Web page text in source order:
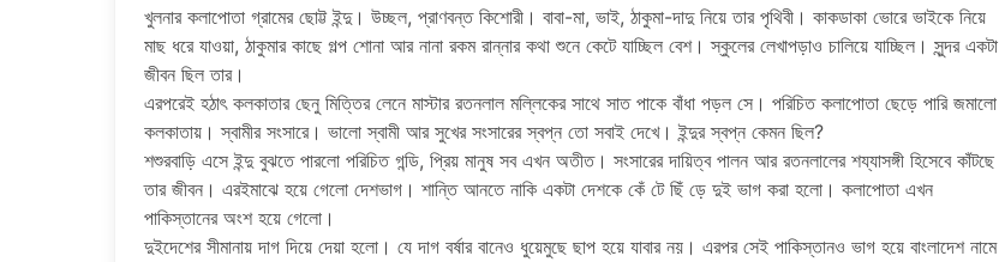
খুলনার কলাপোতা গ্রামের ছোট্ট ইন্দু। উচ্ছল, প্রাণবন্ত কিশোরী। বাবা-মা, ভাই, ঠাকুমা-দাদু নিয়ে তার পৃথিবী। কাকডাকা ভোরে ভাইকে নিয়ে
মাছ ধরে যাওয়া, ঠাকুমার কাছে গল্প শোনা আর নানা রকম রান্নার কথা শুনে কেটে যাচ্ছিল বেশ। স্কুলের লেখাপড়াও চালিয়ে যাচ্ছিল। সুন্দর একটা
জীবন ছিল তার।
এরপরেই হঠাৎ কলকাতার ছেনু মিত্তির লেনে মাস্টার রতনলাল মল্লিকের সাথে সাত পাকে বাঁধা পড়ল সে। পরিচিত কলাপোতা ছেড়ে পারি জমালো
কলকাতায়। স্বামীর সংসারে। ভালো স্বামী আর সুখের সংসারের স্বপ্ন তো সবাই দেখে। ইন্দুর স্বপ্ন কেমন ছিল?
শশুরবাড়ি এসে ইন্দু বুঝতে পারলো পরিচিত গন্ডি, প্রিয় মানুষ সব এখন অতীত। সংসারের দায়িত্ব পালন আর রতনলালের শয্যাসঙ্গী হিসেবে কাঁটছে
তার জীবন। এরইমাঝে হয়ে গেলো দেশভাগ। শান্তি আনতে নাকি একটা দেশকে কেঁ টে ছিঁ ড়ে দুই ভাগ করা হলো। কলাপোতা এখন
পাকিস্তানের অংশ হয়ে গেলো।
দুইদেশের সীমানায় দাগ দিয়ে দেয়া হলো। যে দাগ বর্ষার বানেও ধুয়েমুছে ছাপ হয়ে যাবার নয়। এরপর সেই পাকিস্তানও ভাগ হয়ে বাংলাদেশ নামে